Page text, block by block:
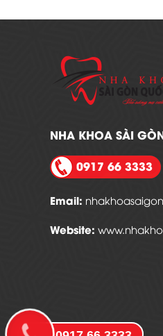
NHA KHOA SÀI
0917 66 3333
Email:
Website: